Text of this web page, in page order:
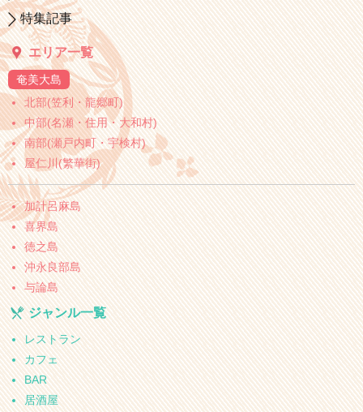
特集記事
エリア一覧
奄美大島
北部(笠利・龍郷町)
中部(名瀬・住用・大和村)
南部(瀬戸内町・宇検村)
屋仁川(繁華街)
加計呂麻島
喜界島
徳之島
沖永良部島
与論島
ジャンル一覧
レストラン
カフェ
BAR
居酒屋